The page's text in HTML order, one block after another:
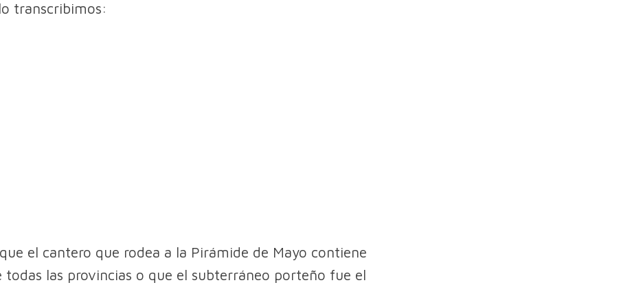
transcribimos:
el cantero que rodea a la Pirámide de Mayo contiene
todas las provincias o que el subterráneo porteño fue el